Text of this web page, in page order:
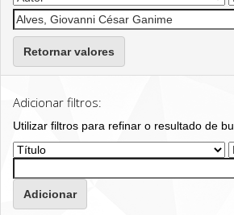
Retornar valores
Adicionar filtros:
Utilizar filtros para refinar o resultado de